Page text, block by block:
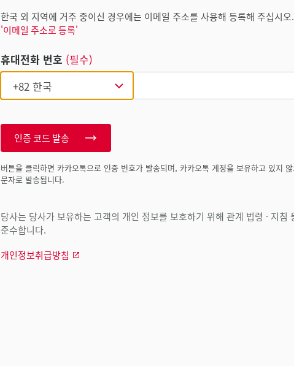
한국 외 지역에 거주 중이신 경우에는 이메일 주소를 사용해 등록해 주십시오.
'이메일 주소로 등록'
휴대전화 번호 (필수)
인증 코드 발송
버튼을 클릭하면 카카오톡으로 인증 번호가 발송되며, 카카오톡 계정을 보유하고 있지
문자로 발송됩니다.
당사는 당사가 보유하는 고객의 개인 정보를 보호하기 위해 관계 법령 · 지침
준수합니다.
개인정보취급방침